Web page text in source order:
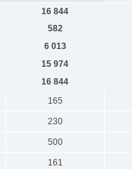
16 844
582
6 013
15 974
16 844
165
230
500
161